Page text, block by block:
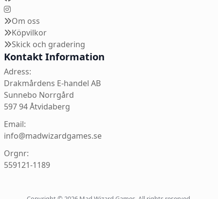
Om oss
Köpvilkor
Skick och gradering
Kontakt Information
Adress:
Drakmårdens E-handel AB
Sunnebo Norrgård
597 94 Åtvidaberg
Email:
info@madwizardgames.se
Orgnr:
559121-1189